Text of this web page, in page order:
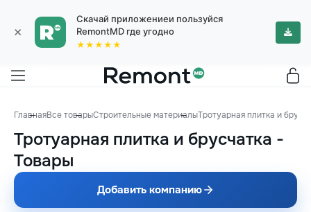
×
Скачай приложениеи пользуйся
RemontMD где угодно
★★★★★
ГлавнаяВсе товарыСтроительные материалыТротуарная плитка и
Тротуарная плитка и брусчатка -
Товары
Добавить компанию